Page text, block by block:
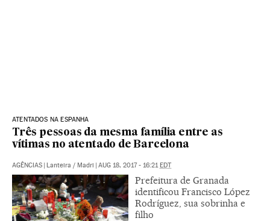
ATENTADOS NA ESPANHA
Três pessoas da mesma família entre as
vítimas no atentado de Barcelona
AGÊNCIAS | Lanteira / Madri | AUG 18, 2017 - 16:21EDT
Prefeitura de Granada
identificou Francisco López
Rodríguez, sua sobrinha e
filho